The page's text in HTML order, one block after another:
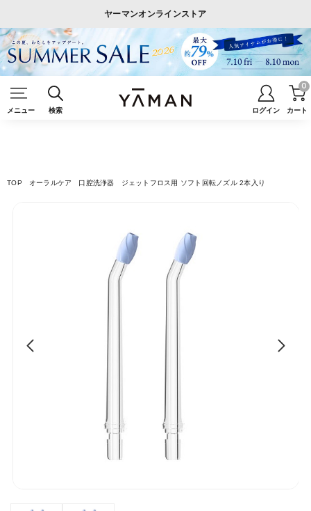
ヤーマンオンラインストア
メニュー 検索 ログイン カート
0
TOP オーラルケア 口腔洗浄器 ジェットフロス用 ソフト回転ノズル 2本入り